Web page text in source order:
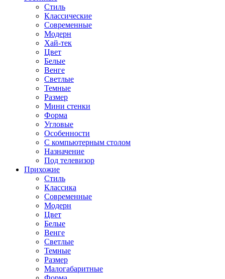
Стиль
Классические
Современные
Модерн
Хай-тек
Цвет
Белые
Венге
Светлые
Темные
Размер
Мини стенки
Форма
Угловые
Особенности
С компьютерным столом
Назначение
Под телевизор
Прихожие
Стиль
Классика
Современные
Модерн
Цвет
Белые
Венге
Светлые
Темные
Размер
Малогабаритные